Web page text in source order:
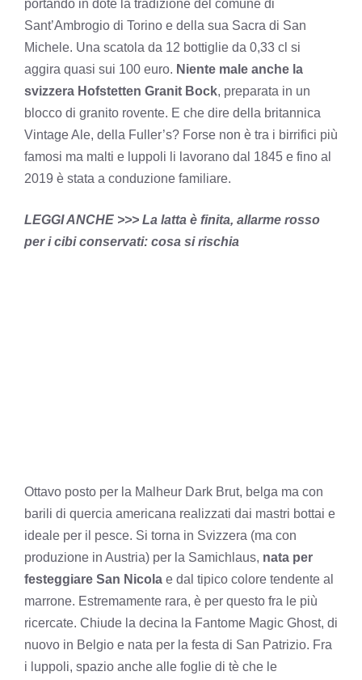
portando in dote la tradizione del comune di
Sant’Ambrogio di Torino e della sua Sacra di San
Michele. Una scatola da 12 bottiglie da 0,33 cl si
aggira quasi sui 100 euro. Niente male anche la
svizzera Hofstetten Granit Bock, preparata in un
blocco di granito rovente. E che dire della britannica
Vintage Ale, della Fuller’s? Forse non è tra i birrifici più
famosi ma malti e luppoli li lavorano dal 1845 e fino al
2019 è stata a conduzione familiare.
LEGGI ANCHE >>> La latta è finita, allarme rosso
per i cibi conservati: cosa si rischia
Ottavo posto per la Malheur Dark Brut, belga ma con
barili di quercia americana realizzati dai mastri bottai e
ideale per il pesce. Si torna in Svizzera (ma con
produzione in Austria) per la Samichlaus, nata per
festeggiare San Nicola e dal tipico colore tendente al
marrone. Estremamente rara, è per questo fra le più
ricercate. Chiude la decina la Fantome Magic Ghost, di
nuovo in Belgio e nata per la festa di San Patrizio. Fra
i luppoli, spazio anche alle foglie di tè che le